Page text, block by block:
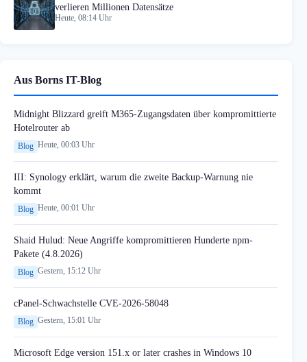
verlieren Millionen Datensätze
Heute, 08:14 Uhr
Aus Borns IT-Blog
Midnight Blizzard greift M365-Zugangsdaten über kompromittierte
Hotelrouter ab
Blog Heute, 00:03 Uhr
III: Synology erklärt, warum die zweite Backup-Warnung nie
kommt
Blog Heute, 00:01 Uhr
Shaid Hulud: Neue Angriffe kompromittieren Hunderte npm-
Pakete (4.8.2026)
Blog Gestern, 15:12 Uhr
cPanel-Schwachstelle CVE-2026-58048
Blog Gestern, 15:01 Uhr
Microsoft Edge version 151.x or later crashes in Windows 10